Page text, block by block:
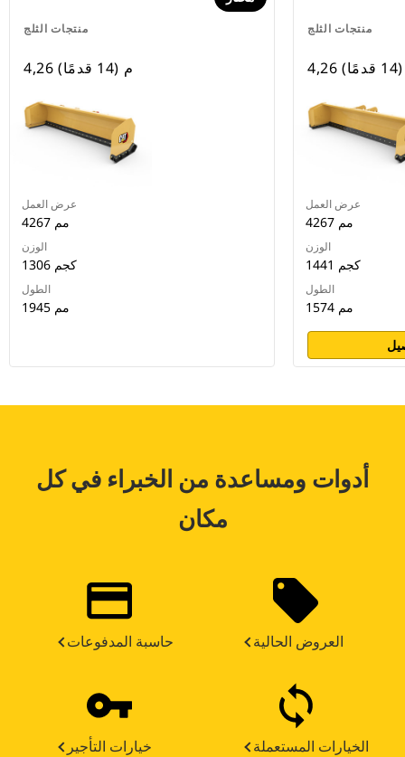
منتجات الثلج
4,26 م (14 قدمًا)
عرض العمل
4267 مم
الوزن
1306 كجم
الطول
1945 مم
منتجات الثلج
عرض العمل
4267 مم
الوزن
1441 كجم
الطول
1574 مم
أدوات ومساعدة من الخبراء في كل
مكان
حاسبة المدفوعات العروض الحالية
خيارات التأجير الخيارات المستعملة